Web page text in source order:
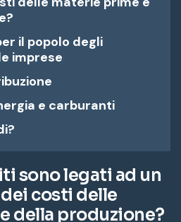
il popolo degli
imprese
e carburanti
sono legati ad un
costi delle
della produzione?